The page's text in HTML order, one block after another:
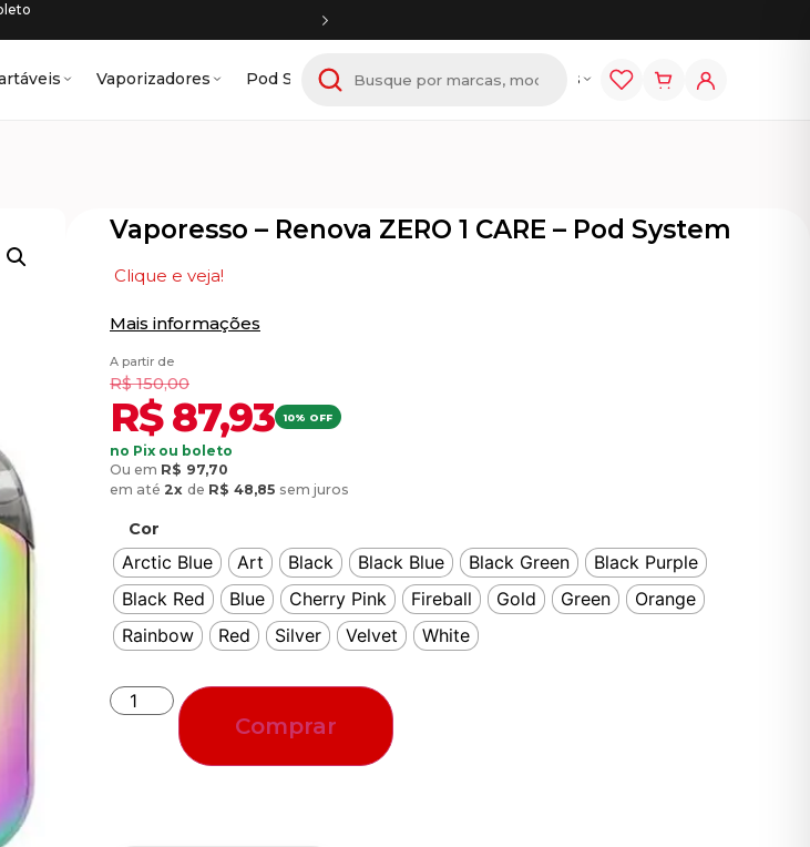
Vaporizadores Pod System E-líquidos Acessórios
Vaporesso – Renova ZERO 1 CARE – Pod System
Clique e veja!
Mais informações
A partir de
R$150,00
R$87,93 10% OFF
no Pix ou boleto
Ou em R$ 97,70
em até 2x de R$ 48,85 sem juros
Cor
Arctic Blue Art Black Black Blue Black Green
Black Purple
Black Red
Blue Cherry Pink Fireball Gold Green
Orange
Rainbow
Red Silver Velvet White
Comprar